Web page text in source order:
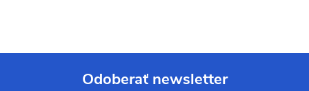
Odoberať newsletter